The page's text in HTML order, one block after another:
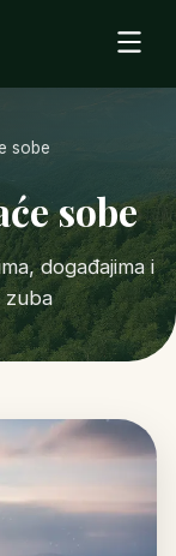
sobe
sobe
događajima i
zuba